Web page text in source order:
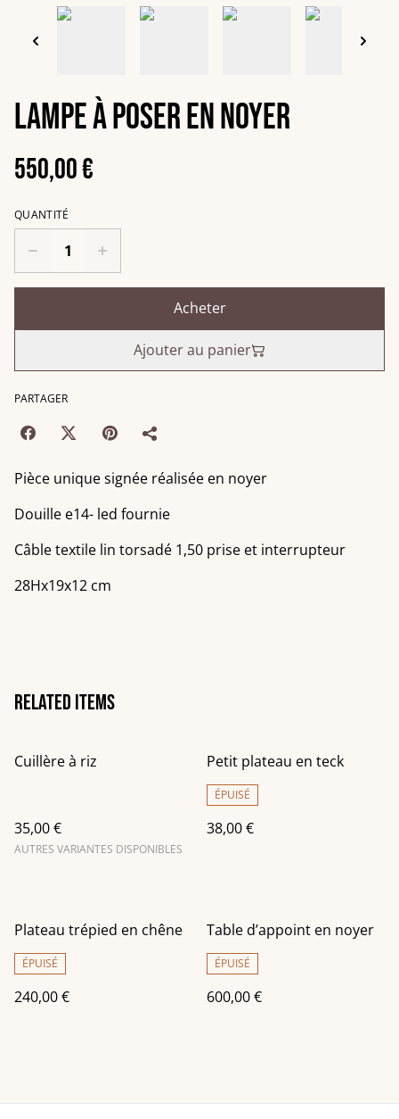
Lampe à poser en noyer
550,00 €
QUANTITÉ
Acheter
Ajouter au panier
PARTAGER
Pièce unique signée réalisée en noyer
Douille e14- led fournie
Câble textile lin torsadé 1,50 prise et interrupteur
28Hx19x12 cm
Related items
Cuillère à riz
35,00 €
AUTRES VARIANTES DISPONIBLES
Petit plateau en teck
ÉPUISÉ
38,00 €
Plateau trépied en chêne
ÉPUISÉ
240,00 €
Table d’appoint en noyer
ÉPUISÉ
600,00 €